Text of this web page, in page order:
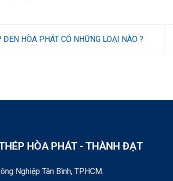
ĐEN HÒA PHÁT CÓ NHỮNG LOẠI NÀO ?
HÒA PHÁT - THÀNH ĐẠT
Nghiệp Tân Bình, TPHCM.